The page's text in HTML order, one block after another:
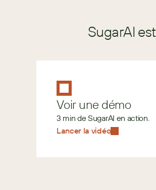
SugarAI
Voir une démo
3 min de SugarAI en action.
Lancer la vidéo